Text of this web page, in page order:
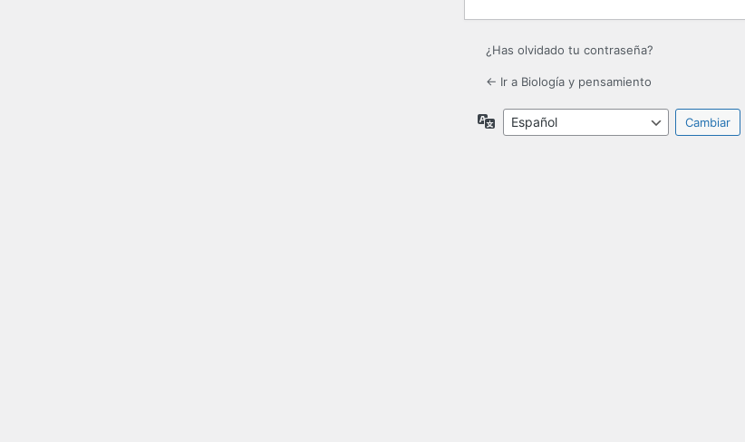
¿Has olvidado tu contraseña?
← Ir a Biología y pensamiento
Idioma